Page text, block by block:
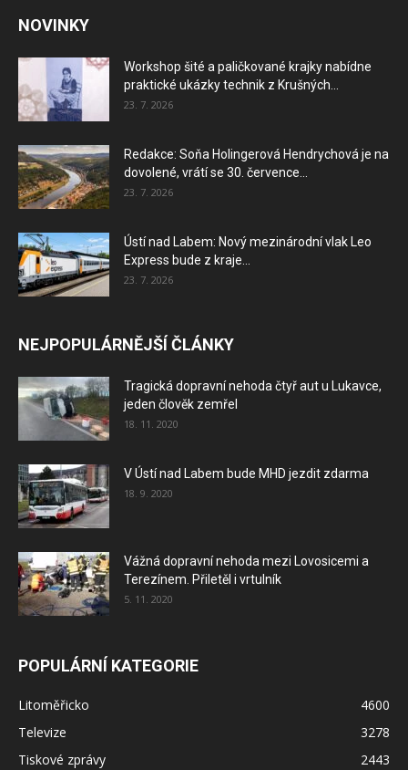
NOVINKY
Workshop šité a paličkované krajky nabídne
praktické ukázky technik z Krušných...
23. 7. 2026
Redakce: Soňa Holingerová Hendrychová je na
dovolené, vrátí se 30. července...
23. 7. 2026
Ústí nad Labem: Nový mezinárodní vlak Leo
Express bude z kraje...
23. 7. 2026
NEJPOPULÁRNĚJŠÍ ČLÁNKY
Tragická dopravní nehoda čtyř aut u Lukavce,
jeden člověk zemřel
18. 11. 2020
V Ústí nad Labem bude MHD jezdit zdarma
18. 9. 2020
Vážná dopravní nehoda mezi Lovosicemi a
Terezínem. Přiletěl i vrtulník
5. 11. 2020
POPULÁRNÍ KATEGORIE
Litoměřicko
4600
Televize
3278
Tiskové zprávy
2443